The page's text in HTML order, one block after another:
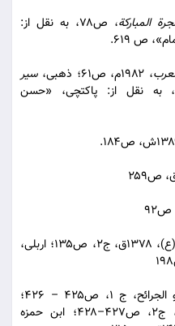
المبارکة
، ص۷۸، به نقل از:
ص ۶۱۹.
، ۱۹۸۲م، ص۶۱؛ ذهبی،
سیر
، ج۱۳، ص۱۲۲، به نقل از: پاکتچی، «حسن
شيخ صدوق، عيون أخبار الرضا(ع)، ۱۳۷۸ق، ج۲، ص۱۳۵؛ اربلی،
قطب الدین راوندی، الخرائج و الجرائح، ج ۱، ص۴۲۵ – ۴۲۶؛
اربلی، کشف الغمة، ۱۳۸۱ق، ج۲، ص۴۲۷–۴۲۸؛ ابن حمزه